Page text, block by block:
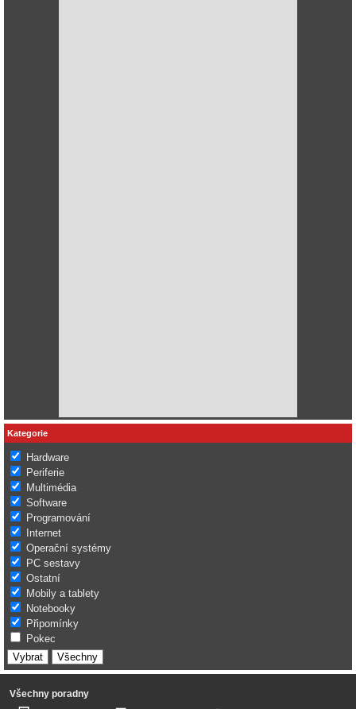
Kategorie
Hardware
Periferie
Multimédia
Software
Programování
Internet
Operační systémy
PC sestavy
Ostatní
Mobily a tablety
Notebooky
Připomínky
Pokec
Všechny poradny